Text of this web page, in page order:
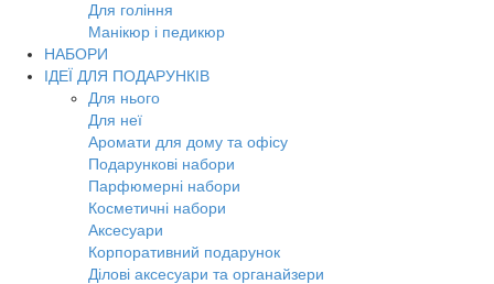
Для гоління
Манікюр і педикюр
НАБОРИ
ІДЕЇ ДЛЯ ПОДАРУНКІВ
Для нього
Для неї
Аромати для дому та офісу
Подарункові набори
Парфюмерні набори
Косметичні набори
Аксесуари
Корпоративний подарунок
Ділові аксесуари та органайзери